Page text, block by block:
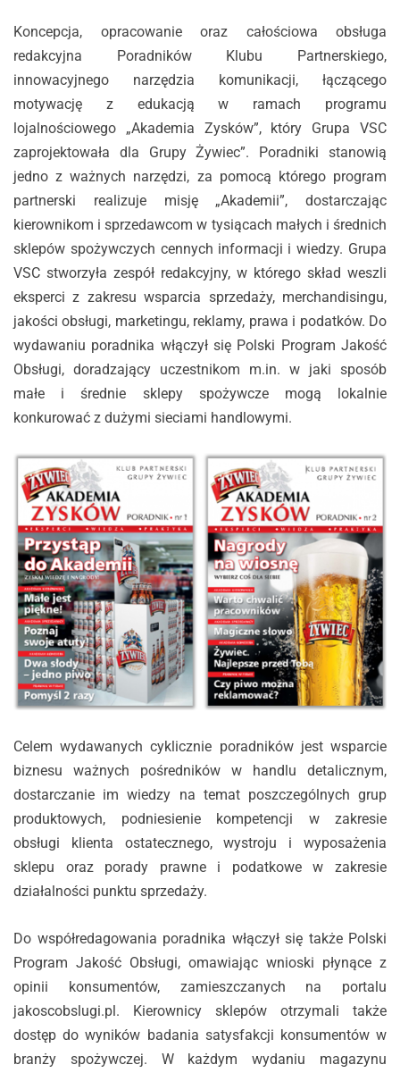
Koncepcja, opracowanie oraz całościowa obsługa
redakcyjna Poradników Klubu Partnerskiego,
innowacyjnego narzędzia komunikacji, łączącego
motywację z edukacją w ramach programu
lojalnościowego „Akademia Zysków”, który Grupa VSC
zaprojektowała dla Grupy Żywiec”. Poradniki stanowią
jedno z ważnych narzędzi, za pomocą którego program
partnerski realizuje misję „Akademii”, dostarczając
kierownikom i sprzedawcom w tysiącach małych i średnich
sklepów spożywczych cennych informacji i wiedzy. Grupa
VSC stworzyła zespół redakcyjny, w którego skład weszli
eksperci z zakresu wsparcia sprzedaży, merchandisingu,
jakości obsługi, marketingu, reklamy, prawa i podatków. Do
wydawaniu poradnika włączył się Polski Program Jakość
Obsługi, doradzający uczestnikom m.in. w jaki sposób
małe i średnie sklepy spożywcze mogą lokalnie
konkurować z dużymi sieciami handlowymi.
Celem wydawanych cyklicznie poradników jest wsparcie
biznesu ważnych pośredników w handlu detalicznym,
dostarczanie im wiedzy na temat poszczególnych grup
produktowych, podniesienie kompetencji w zakresie
obsługi klienta ostatecznego, wystroju i wyposażenia
sklepu oraz porady prawne i podatkowe w zakresie
działalności punktu sprzedaży.
Do współredagowania poradnika włączył się także Polski
Program Jakość Obsługi, omawiając wnioski płynące z
opinii konsumentów, zamieszczanych na portalu
jakoscobslugi.pl. Kierownicy sklepów otrzymali także
dostęp do wyników badania satysfakcji konsumentów w
branży spożywczej. W każdym wydaniu magazynu